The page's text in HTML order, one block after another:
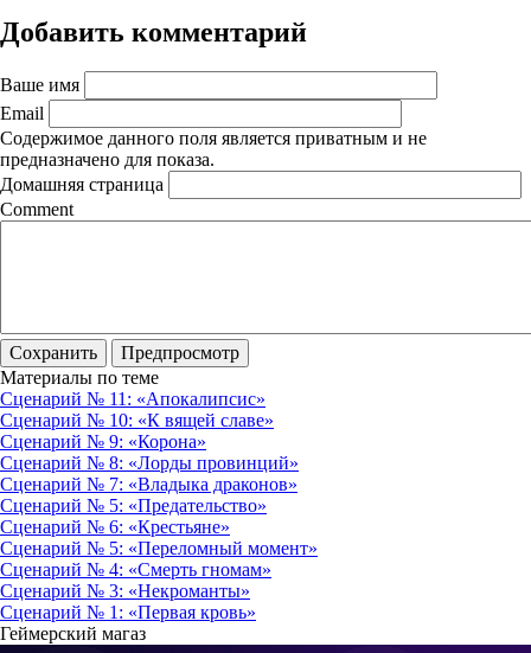
Добавить комментарий
Ваше имя
Email
Содержимое данного поля является приватным и не
предназначено для показа.
Домашняя страница
Comment
Материалы по теме
Сценарий № 11: «Апокалипсис»
Сценарий № 10: «К вящей славе»
Сценарий № 9: «Корона»
Cценарий № 8: «Лорды провинций»
Cценарий № 7: «Владыка драконов»
Cценарий № 5: «Предательство»
Сценарий № 6: «Крестьяне»
Сценарий № 5: «Переломный момент»
Сценарий № 4: «Смерть гномам»
Сценарий № 3: «Некроманты»
Сценарий № 1: «Первая кровь»
Геймерский магаз